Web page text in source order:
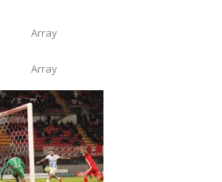
Array
Array